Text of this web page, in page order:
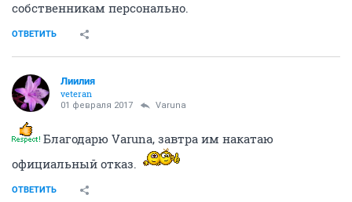
собственникам персонально.
ОТВЕТИТЬ
Лиилия
veteran
01 февраля 2017 Varuna
Благодарю Varuna, завтра им накатаю
официальный отказ.
ОТВЕТИТЬ